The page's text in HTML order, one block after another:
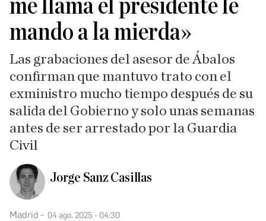
me llama el presidente le
mando a la mierda»
Las grabaciones del asesor de Ábalos
confirman que mantuvo trato con el
exministro mucho tiempo después de su
salida del Gobierno y solo unas semanas
antes de ser arrestado por la Guardia
Civil
Jorge Sanz Casillas
Madrid 04 ago. 2025 - 04:30